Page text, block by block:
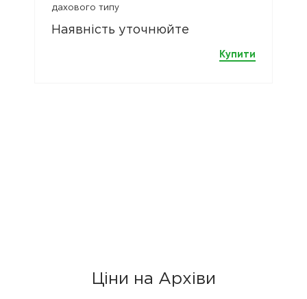
дахового типу
Наявність уточнюйте
Купити
Ціни на Архіви